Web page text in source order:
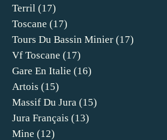
Terril (17)
Toscane (17)
Tours Du Bassin Minier (17)
Vf Toscane (17)
Gare En Italie (16)
Artois (15)
Massif Du Jura (15)
Jura Français (13)
Mine (12)